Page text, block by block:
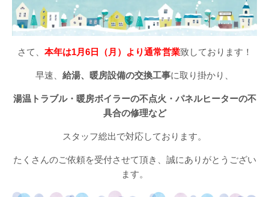
さて、 本年は1月6日（月）より通常営業致しております！
早速、 給湯、暖房設備の交換工事に取り掛かり、
湯温トラブル・暖房ボイラーの不点火・パネルヒーターの不
具合の修理など
スタッフ総出で対応しております。
たくさんのご依頼を受付させて頂き、誠にありがとうござい
ます。